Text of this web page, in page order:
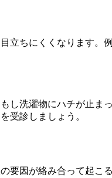
立ちにくくなります
洗濯物にハチが止
受診しましょう。
因が絡み合って起